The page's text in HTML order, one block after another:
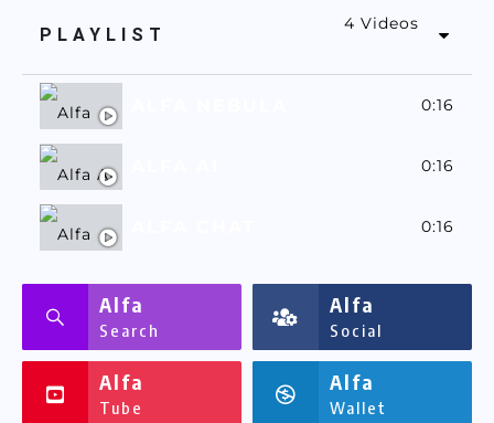
PLAYLIST
4 Videos
0:16
0:16
0:16
ALFASSA 0:16
Alfa
Search
Alfa
Social
Alfa
Tube
Alfa
Wallet